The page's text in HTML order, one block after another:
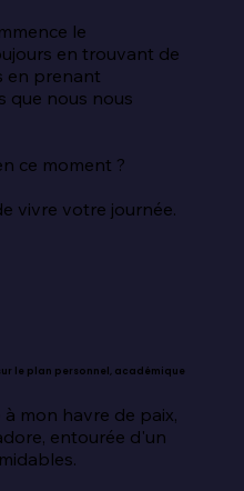
le
en trouvant de
en prenant
que nous nous
ce moment ?
vivre votre journée.
le plan personnel, académique
mon havre de paix,
entourée d'un